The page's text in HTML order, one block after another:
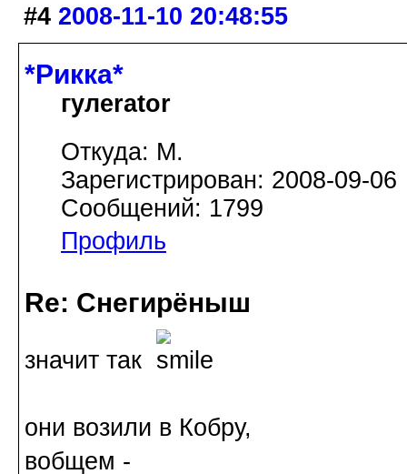
#4 2008-11-10 20:48:55
*Рикка*
гулеrator
Откуда: М.
Зарегистрирован: 2008-09-06
Сообщений: 1799
Профиль
Re: Снегирёныш
значит так
они возили в Кобру,
вобщем -